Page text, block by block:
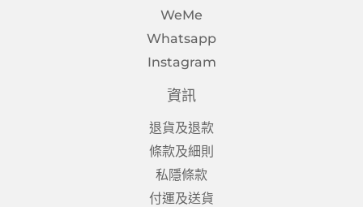
WeMe
Whatsapp
Instagram
資訊
退貨及退款
條款及細則
私隱條款
付運及送貨